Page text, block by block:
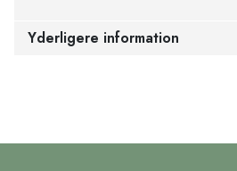
Yderligere information